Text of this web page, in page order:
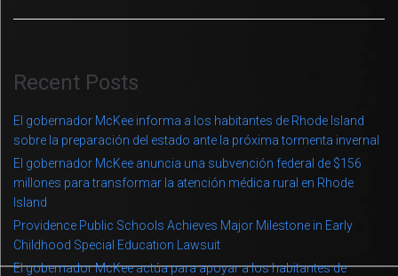
Recent Posts
El gobernador McKee informa a los habitantes de Rhode Island
sobre la preparación del estado ante la próxima tormenta invernal
El gobernador McKee anuncia una subvención federal de $156
millones para transformar la atención médica rural en Rhode
Island
Providence Public Schools Achieves Major Milestone in Early
Childhood Special Education Lawsuit
El gobernador McKee actúa para apoyar a los habitantes de